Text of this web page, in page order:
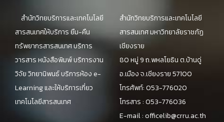
สำนักวิทยบริการและเทคโนโลยี
สารสนเทศให้บริการ ยืม-คืน
ทรัพยากรสารสนเทศ บริการ
วารสาร หนังสือพิมพ์ บริการงาน
วิจัย วิทยานิพนธ์ บริการห้อง e-
Learning และให้บริการเกี่ยว
เทคโนโลยีสารสนเทศ
สำนักวิทยบริการและเทคโนโลยี
สารสนเทศ มหาวิทยาลัยราชภัฏ
เชียงราย
80 หมู่ 9 ถ.พหลโยธิน ต.บ้านดู่
อ.เมือง จ.เชียงราย 57100
โทรศัพท์: 053-776020
โทรสาร : 053-776036
E-mail :officelib@crru.ac.th